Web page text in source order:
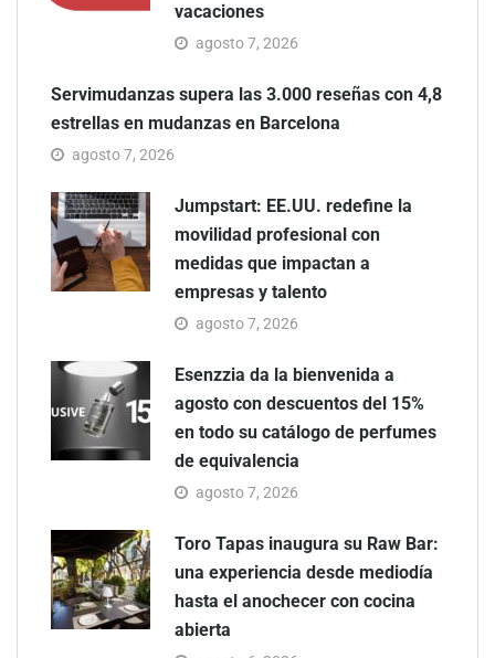
vacaciones
agosto 7, 2026
Servimudanzas supera las 3.000 reseñas con 4,8
estrellas en mudanzas en Barcelona
agosto 7, 2026
Jumpstart: EE.UU. redefine la
movilidad profesional con
medidas que impactan a
empresas y talento
agosto 7, 2026
Esenzzia da la bienvenida a
agosto con descuentos del 15%
en todo su catálogo de perfumes
de equivalencia
agosto 7, 2026
Toro Tapas inaugura su Raw Bar:
una experiencia desde mediodía
hasta el anochecer con cocina
abierta